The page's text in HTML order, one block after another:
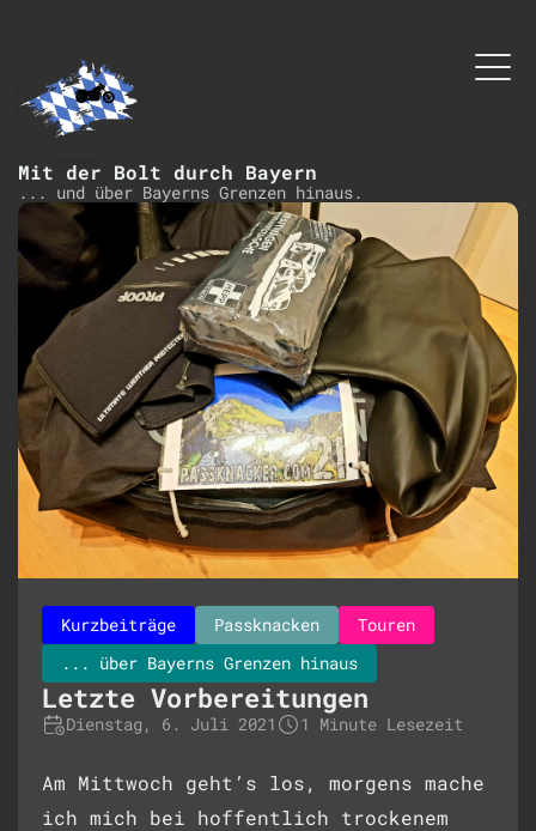
Mit der Bolt durch Bayern
... und über Bayerns Grenzen hinaus.
Kurzbeiträge Passknacken
Touren
... über Bayerns Grenzen hinaus
Letzte Vorbereitungen
Dienstag, 6. Juli 2021 1 Minute Lesezeit
Am Mittwoch geht’s los, morgens mache
ich mich bei hoffentlich trockenem